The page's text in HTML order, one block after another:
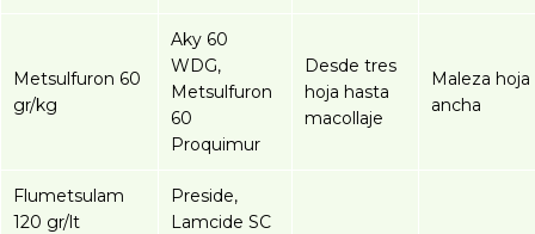
Metsulfuron 60
gr/kg
Aky 60
WDG,
Metsulfuron
60
Proquimur
Desde tres
hoja hasta
macollaje
Maleza hoja
ancha
Flumetsulam
120 gr/lt
Preside,
Lamcide SC